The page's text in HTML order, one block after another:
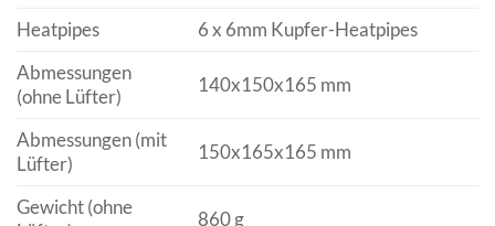
Heatpipes
6 x 6mm Kupfer-Heatpipes
Abmessungen
(ohne Lüfter)
140x150x165 mm
Abmessungen (mit
Lüfter)
150x165x165 mm
Gewicht (ohne
860 g